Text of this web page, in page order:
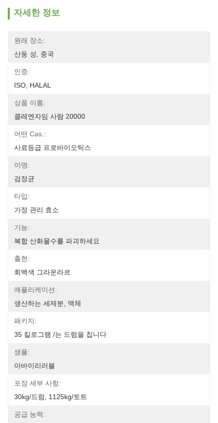
자세한 정보
원래 장소:
산둥 성, 중국
인증:
ISO, HALAL
상품 이름:
클레엔자임 사람 20000
어떤 Cas.:
사료등급 프로바이오틱스
이명:
검정균
타입:
가정 관리 효소
기능:
복합 산화물수를 파괴하세요
출현:
회백색 그라운라르
애플리케이션:
생산하는 세제분, 액체
패키지:
35 킬로그램 /는 드럼을 칩니다
샘플:
아바이리러블
포장 세부 사항:
30kg/드럼, 1125kg/토트
공급 능력: